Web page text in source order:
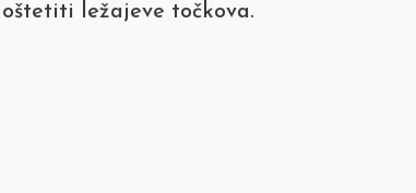
ležajeve točkova.